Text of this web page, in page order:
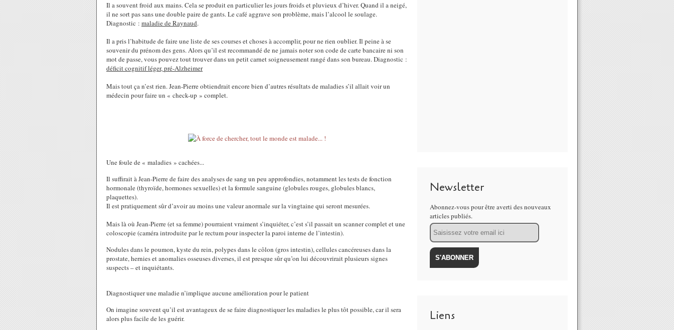
Il a souvent froid aux mains. Cela se produit en particulier les jours froids et pluvieux d’hiver. Quand il a neigé,
il ne sort pas sans une double paire de gants. Le café aggrave son problème, mais l’alcool le soulage.
Diagnostic : maladie de Raynaud.
Il a pris l’habitude de faire une liste de ses courses et choses à accomplir, pour ne rien oublier. Il peine à se
souvenir du prénom des gens. Alors qu’il est recommandé de ne jamais noter son code de carte bancaire ni son
mot de passe, vous pouvez tout trouver dans un petit carnet soigneusement rangé dans son bureau. Diagnostic :
déficit cognitif léger, pré-Alzheimer
Mais tout ça n’est rien. Jean-Pierre obtiendrait encore bien d’autres résultats de maladies s’il allait voir un
médecin pour faire un « check-up » complet.
Une foule de « maladies » cachées...
Il suffirait à Jean-Pierre de faire des analyses de sang un peu approfondies, notamment les tests de fonction
hormonale (thyroïde, hormones sexuelles) et la formule sanguine (globules rouges, globules blancs,
plaquettes).
Il est pratiquement sûr d’avoir au moins une valeur anormale sur la vingtaine qui seront mesurées.
Mais là où Jean-Pierre (et sa femme) pourraient vraiment s’inquiéter, c’est s’il passait un scanner complet et une
coloscopie (caméra introduite par le rectum pour inspecter la paroi interne de l’intestin).
Nodules dans le poumon, kyste du rein, polypes dans le côlon (gros intestin), cellules cancéreuses dans la
prostate, hernies et anomalies osseuses diverses, il est presque sûr qu’on lui découvrirait plusieurs signes
suspects – et inquiétants.
Diagnostiquer une maladie n’implique aucune amélioration pour le patient
On imagine souvent qu’il est avantageux de se faire diagnostiquer les maladies le plus tôt possible, car il sera
alors plus facile de les guérir.
Newsletter
Abonnez-vous pour être averti des nouveaux
articles publiés.
Email
Liens